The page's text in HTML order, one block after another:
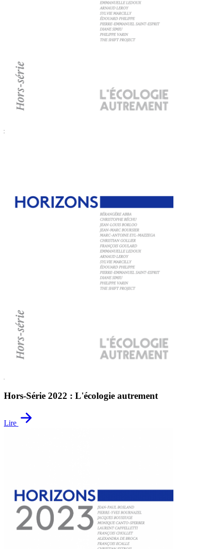
Hors-Série 2022 : L'écologie autrement
Lire